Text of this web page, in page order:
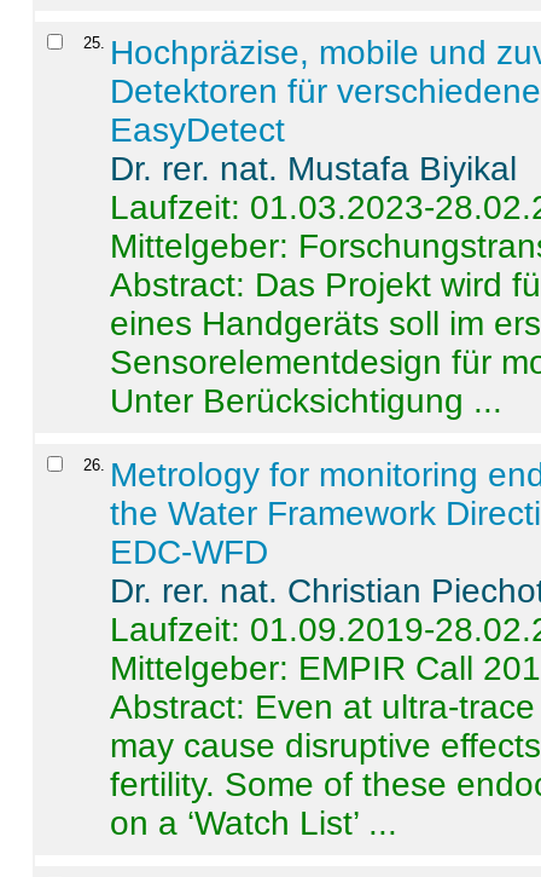
25. Hochpräzise, mobile und
Detektoren für
EasyDetect
Dr. rer. nat. Mustafa Biyikal
Laufzeit: 01.03.2023-
Mittelgeber:
Abstract: Das Projekt wird
eines Handgeräts soll im
Sensorelementdesign für
Unter Berücksichtigung ...
26. Metrology for monitoring
the Water Framework
EDC-WFD
Dr. rer. nat. Christian
Laufzeit: 01.09.2019-
Mittelgeber: EMPIR Call
Abstract: Even at ultra-
may cause disruptive
fertility. Some of these
on a ‘Watch List’ ...